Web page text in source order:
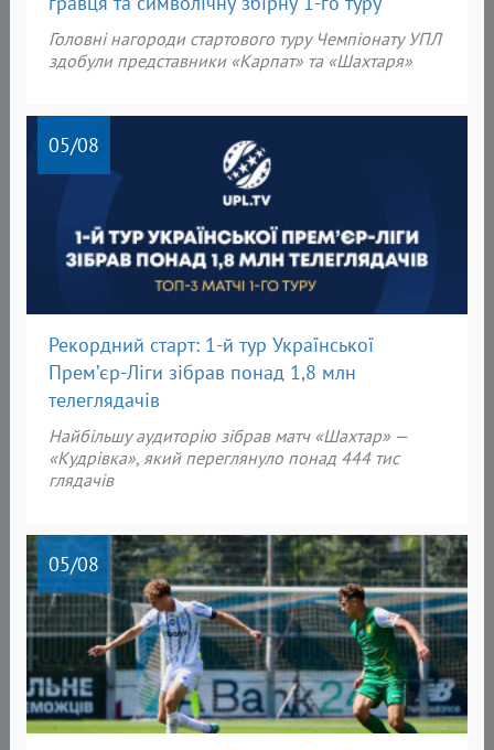
Головні нагороди стартового туру Чемпіонату УПЛ
здобули представники «Карпат» та «Шахтаря»
05/08
Рекордний старт: 1-й тур Української
Прем’єр-Ліги зібрав понад 1,8 млн
телеглядачів
Найбільшу аудиторію зібрав матч «Шахтар» —
«Кудрівка», який переглянуло понад 444 тис
глядачів
05/08